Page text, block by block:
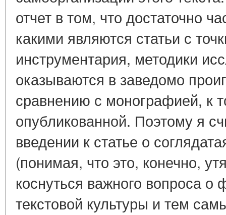
отчет в том, что достаточно
какими являются статьи с
инструментария, методики
оказываются в заведомо
сравнению с монографией, к
опубликованной. Поэтому я
введении к статье о
(понимая, что это, конечно,
коснуться важного вопроса
текстовой культуры и тем